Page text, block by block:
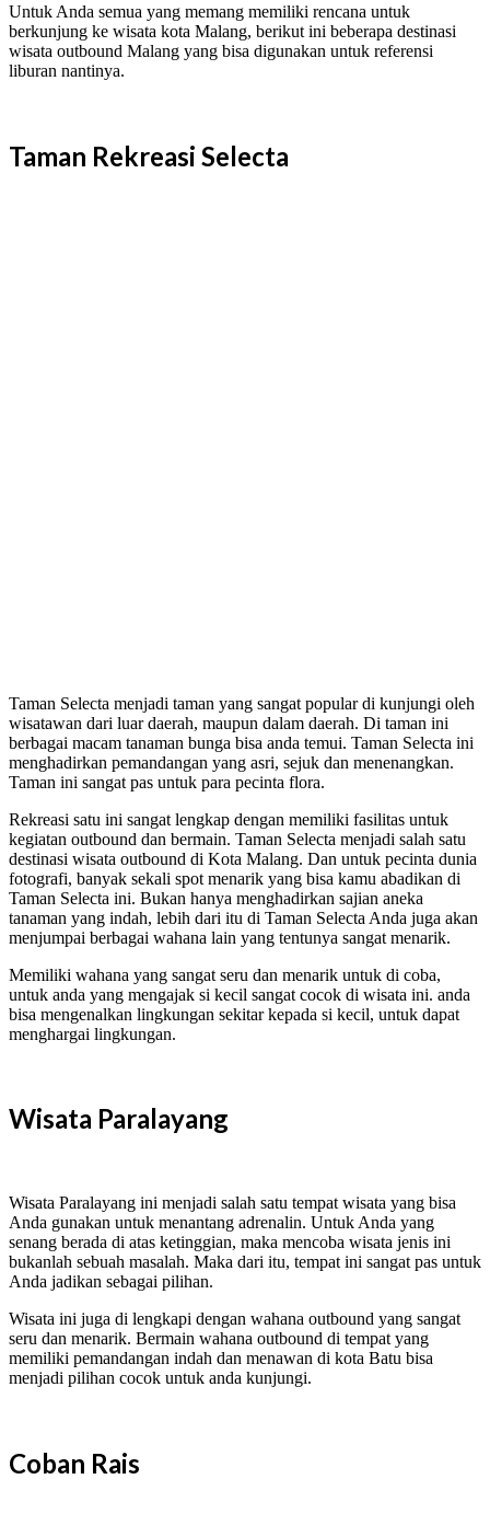
Untuk Anda semua yang memang memiliki rencana untuk
berkunjung ke wisata kota Malang, berikut ini beberapa destinasi
wisata outbound Malang yang bisa digunakan untuk referensi
liburan nantinya.
Taman Rekreasi Selecta
Taman Selecta menjadi taman yang sangat popular di kunjungi oleh
wisatawan dari luar daerah, maupun dalam daerah. Di taman ini
berbagai macam tanaman bunga bisa anda temui. Taman Selecta ini
menghadirkan pemandangan yang asri, sejuk dan menenangkan.
Taman ini sangat pas untuk para pecinta flora.
Rekreasi satu ini sangat lengkap dengan memiliki fasilitas untuk
kegiatan outbound dan bermain. Taman Selecta menjadi salah satu
destinasi wisata outbound di Kota Malang. Dan untuk pecinta dunia
fotografi, banyak sekali spot menarik yang bisa kamu abadikan di
Taman Selecta ini. Bukan hanya menghadirkan sajian aneka
tanaman yang indah, lebih dari itu di Taman Selecta Anda juga akan
menjumpai berbagai wahana lain yang tentunya sangat menarik.
Memiliki wahana yang sangat seru dan menarik untuk di coba,
untuk anda yang mengajak si kecil sangat cocok di wisata ini. anda
bisa mengenalkan lingkungan sekitar kepada si kecil, untuk dapat
menghargai lingkungan.
Wisata Paralayang
Wisata Paralayang ini menjadi salah satu tempat wisata yang bisa
Anda gunakan untuk menantang adrenalin. Untuk Anda yang
senang berada di atas ketinggian, maka mencoba wisata jenis ini
bukanlah sebuah masalah. Maka dari itu, tempat ini sangat pas untuk
Anda jadikan sebagai pilihan.
Wisata ini juga di lengkapi dengan wahana outbound yang sangat
seru dan menarik. Bermain wahana outbound di tempat yang
memiliki pemandangan indah dan menawan di kota Batu bisa
menjadi pilihan cocok untuk anda kunjungi.
Coban Rais